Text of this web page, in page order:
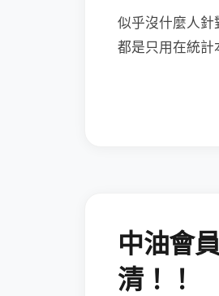
似乎沒什麼人針
都是只用在統計
中油會
清！！